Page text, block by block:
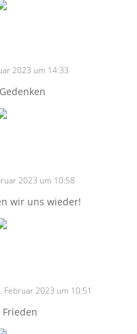
2023 um 14:33
2023 um 10:58
wir uns wieder!
Februar 2023 um 10:51